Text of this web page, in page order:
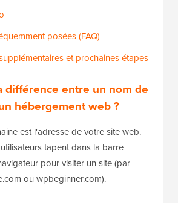
posées (FAQ)
et prochaines étapes
différence entre un nom de
hébergement web ?
est l'adresse de votre site web.
tapent dans la barre
pour visiter un site (par
ou wpbeginner.com).